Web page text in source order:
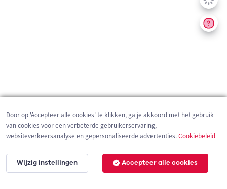
200 m
Door op 'Accepteer alle cookies' te klikken, ga je akkoord met het gebruik
van cookies voor een verbeterde gebruikerservaring,
websiteverkeersanalyse en gepersonaliseerde advertenties.Cookiebeleid
Wijzig instellingen Accepteer alle cookies